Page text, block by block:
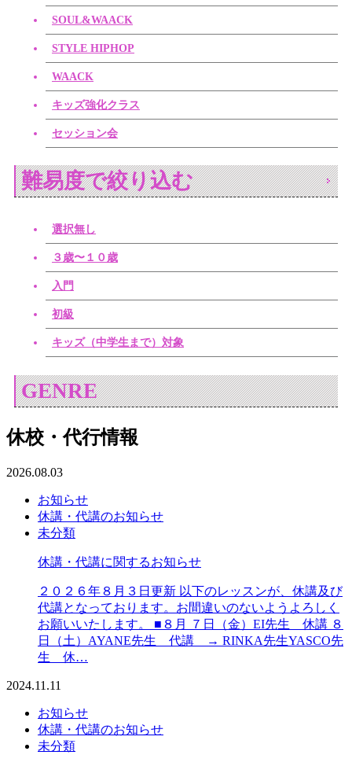
SOUL&WAACK
STYLE HIPHOP
WAACK
キッズ強化クラス
セッション会
難易度で絞り込む
選択無し
３歳〜１０歳
入門
初級
キッズ（中学生まで）対象
GENRE
休校・代行情報
2026.08.03
お知らせ
休講・代講のお知らせ
未分類
休講・代講に関するお知らせ
２０２６年８月３日更新 以下のレッスンが、休講及び
代講となっております。お間違いのないようよろしく
お願いいたします。 ■８月 ７日（金）EI先生 休講 ８
日（土）AYANE先生 代講 → RINKA先生YASCO先
生 休…
2024.11.11
お知らせ
休講・代講のお知らせ
未分類